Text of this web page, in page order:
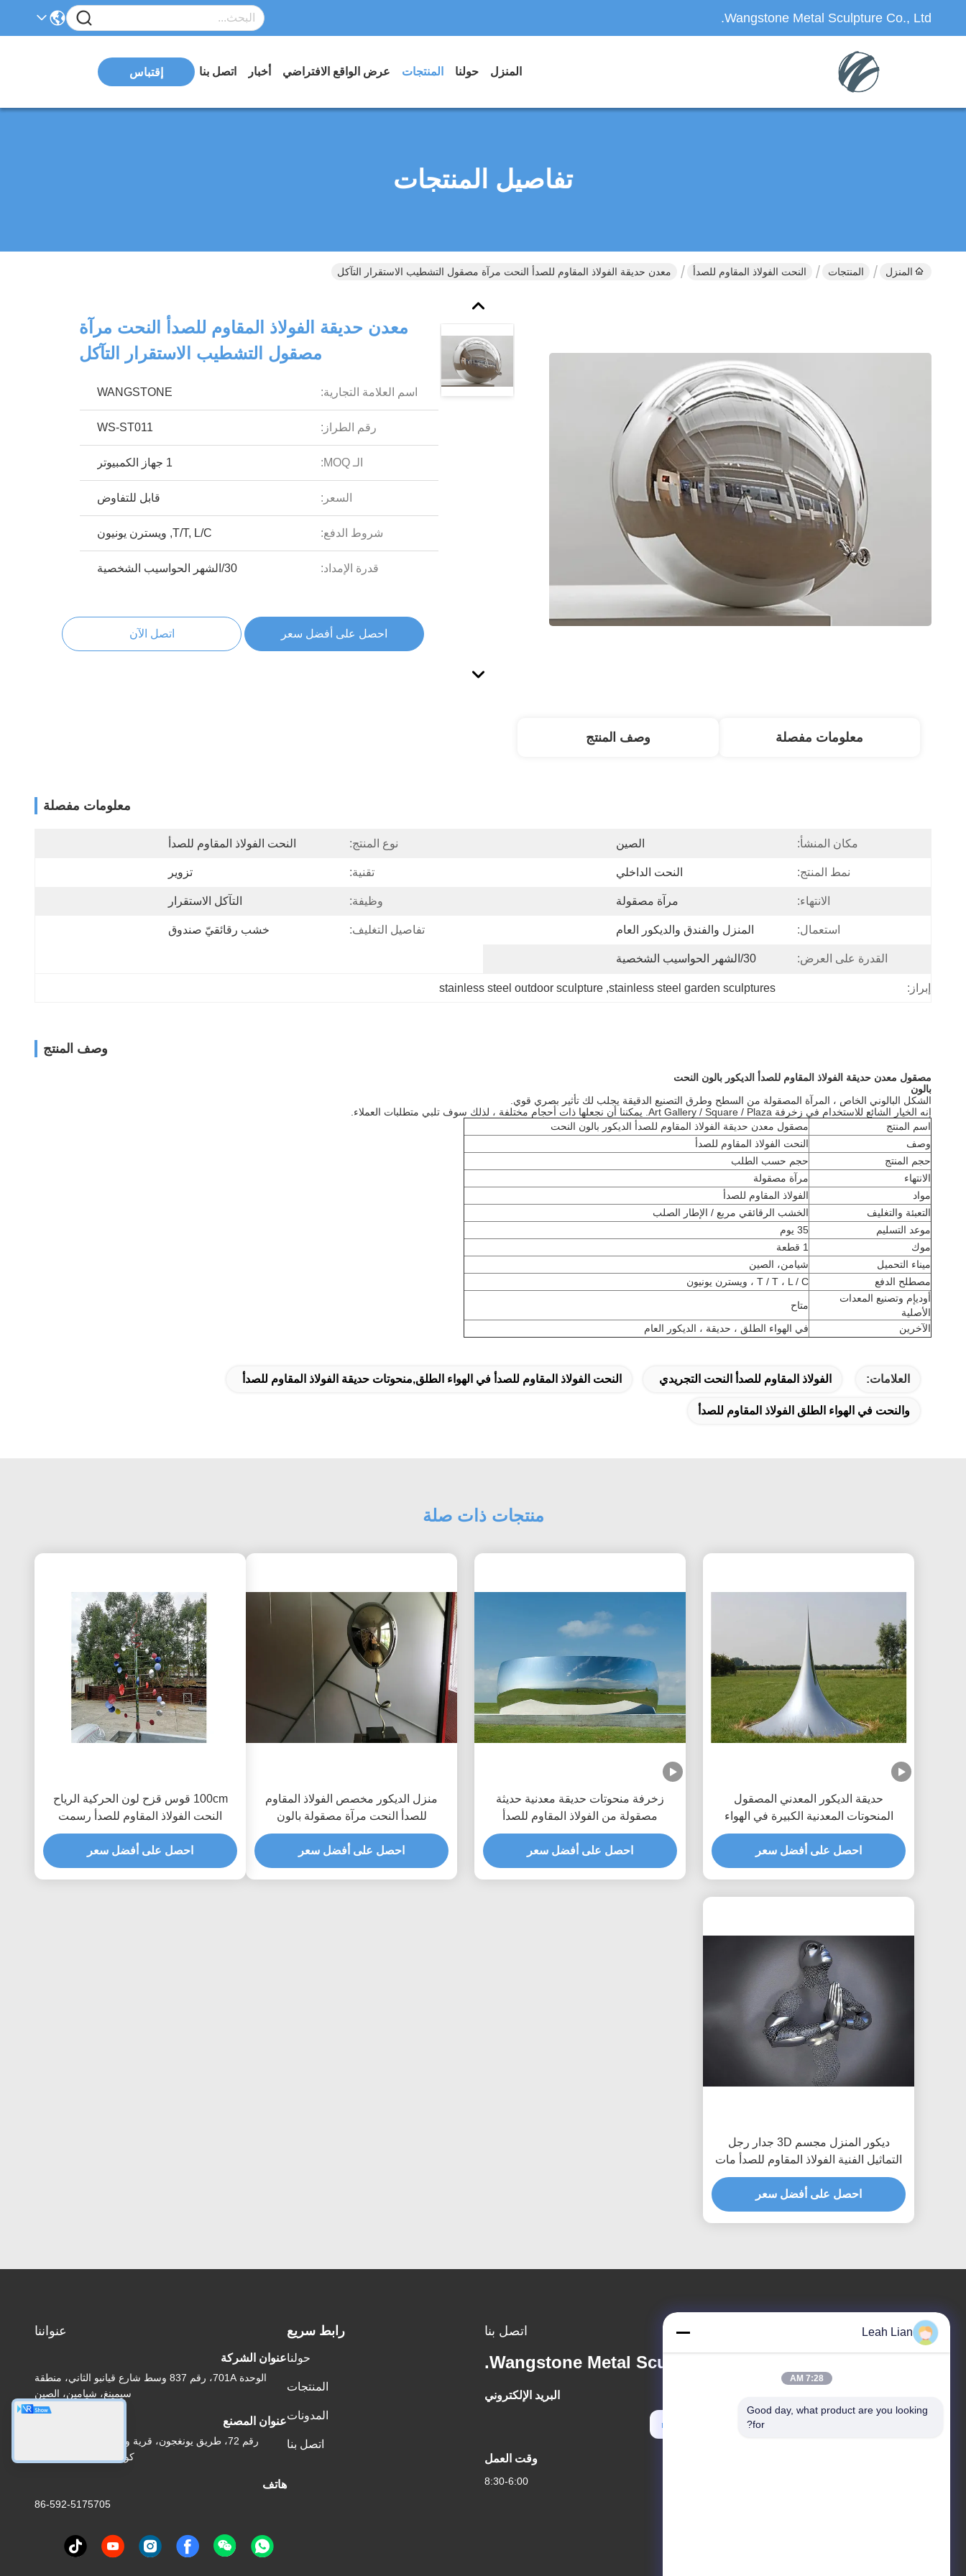
Wangstone Metal Sculpture Co., Ltd.
المنزل حولنا المنتجات عرض الواقع الافتراضي أخبار اتصل بنا إقتباس
تفاصيل المنتجات
المنزل المنتجات النحت الفولاذ المقاوم للصدأ معدن حديقة الفولاذ المقاوم للصدأ النحت مرآة مصقول التشطيب الاستقرار التآكل
معدن حديقة الفولاذ المقاوم للصدأ النحت مرآة
مصقول التشطيب الاستقرار التآكل
اسم العلامة التجارية: WANGSTONE
رقم الطراز: WS-ST011
الـ MOQ: 1 جهاز الكمبيوتر
السعر: قابل للتفاوض
شروط الدفع: T/T, L/C, ويسترن يونيون
قدرة الإمداد: 30/الشهر الحواسيب الشخصية
احصل على أفضل سعر اتصل الآن
معلومات مفصلة وصف المنتج
معلومات مفصلة
مكان المنشأ: الصين نوع المنتج: النحت الفولاذ المقاوم للصدأ
نمط المنتج: النحت الداخلي تقنية: تزوير
الانتهاء: مرآة مصقولة وظيفة: التآكل الاستقرار
استعمال: المنزل والفندق والديكور العام تفاصيل التغليف: خشب رقائقيّ صندوق
القدرة على العرض: 30/الشهر الحواسيب الشخصية
إبراز: stainless steel garden sculptures
,
stainless steel outdoor sculpture
وصف المنتج
مصقول معدن حديقة الفولاذ المقاوم للصدأ الديكور بالون النحت
بالون
الشكل البالوني الخاص ، المرآة المصقولة من السطح وطرق التصنيع الدقيقة يجلب لك تأثير بصري قوي.
إنه الخيار الشائع للاستخدام في زخرفة Art Gallery / Square / Plaza. يمكننا أن نجعلها ذات أحجام مختلفة ، لذلك سوف تلبي متطلبات العملاء.
اسم المنتج
مصقول معدن حديقة الفولاذ المقاوم للصدأ الديكور بالون النحت
وصف
النحت الفولاذ المقاوم للصدأ
حجم المنتج
حجم حسب الطلب
الانتهاء
مرآة مصقولة
مواد
الفولاذ المقاوم للصدأ
التعبئة والتغليف
الخشب الرقائقي مربع / الإطار الصلب
موعد التسليم
35 يوم
موك
1 قطعة
ميناء التحميل
شيامن، الصين
مصطلح الدفع
T / T ، L / C ، ويسترن يونيون
أوديإم وتصنيع المعدات
الأصلية
متاح
الآخرين
في الهواء الطلق ، حديقة ، الديكور العام
العلامات: الفولاذ المقاوم للصدأ النحت التجريدي النحت الفولاذ المقاوم للصدأ في الهواء الطلق,منحوتات حديقة الفولاذ المقاوم للصدأ
والنحت في الهواء الطلق الفولاذ المقاوم للصدأ
منتجات ذات صلة
حديقة الديكور المعدني المصقول
المنحوتات المعدنية الكبيرة في الهواء
الطلق قطرة النحت
احصل على أفضل سعر
زخرفة منحوتات حديقة معدنية حديثة
مصقولة من الفولاذ المقاوم للصدأ
احصل على أفضل سعر
منزل الديكور مخصص الفولاذ المقاوم
للصدأ النحت مرآة مصقولة بالون
احصل على أفضل سعر
100cm قوس قزح لون الحركية الرياح
النحت الفولاذ المقاوم للصدأ رسمت
الانتهاء
احصل على أفضل سعر
ديكور المنزل مجسم 3D جدار رجل
التماثيل الفنية الفولاذ المقاوم للصدأ مات
إنهاء
احصل على أفضل سعر
اتصل بنا
Wangstone Metal Sculpture Co., Ltd.
البريد الإلكتروني
metal@wangstone.com
وقت العمل
8:30-6:00
رابط سريع
حولنا
المنتجات
المدونات
اتصل بنا
عنواننا
عنوان الشركة
الوحدة 701A، رقم 837 وسط شارع قيانبو الثاني، منطقة
سيمينغ، شيامين، الصين
عنوان المصنع
رقم 72، طريق يونغجون، قرية ووفينغ، مدينة تشونغوو،
كوانتشو، فوجيان، الصين
هاتف
86-592-5175705
Leah Lian
7:28 AM
Good day, what product are you looking
for?